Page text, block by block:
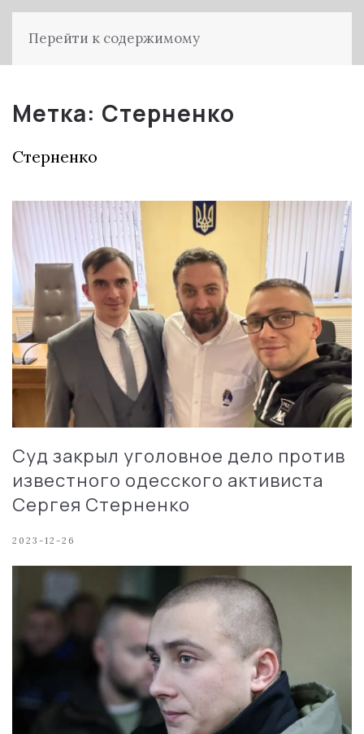
Перейти к содержимому
Метка: Стерненко
Стерненко
Cуд закрыл уголовное дело против
известного одесского активиста
Сергея Стерненко
2023-12-26